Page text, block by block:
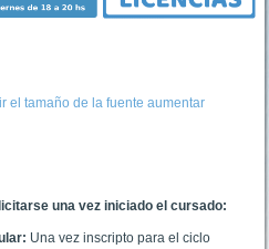
el tamaño de la fuente aumentar
una vez iniciado el cursado:
Una vez inscripto para el ciclo